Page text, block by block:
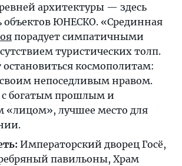
архитектуры — здесь
объектов ЮНЕСКО. «Срединная
порадует симпатичными
туристических толп.
остановиться космополитам:
своим непоседливым нравом.
богатым прошлым и
«лицом», лучшее место для
Императорский дворец Госё,
павильоны, Храм